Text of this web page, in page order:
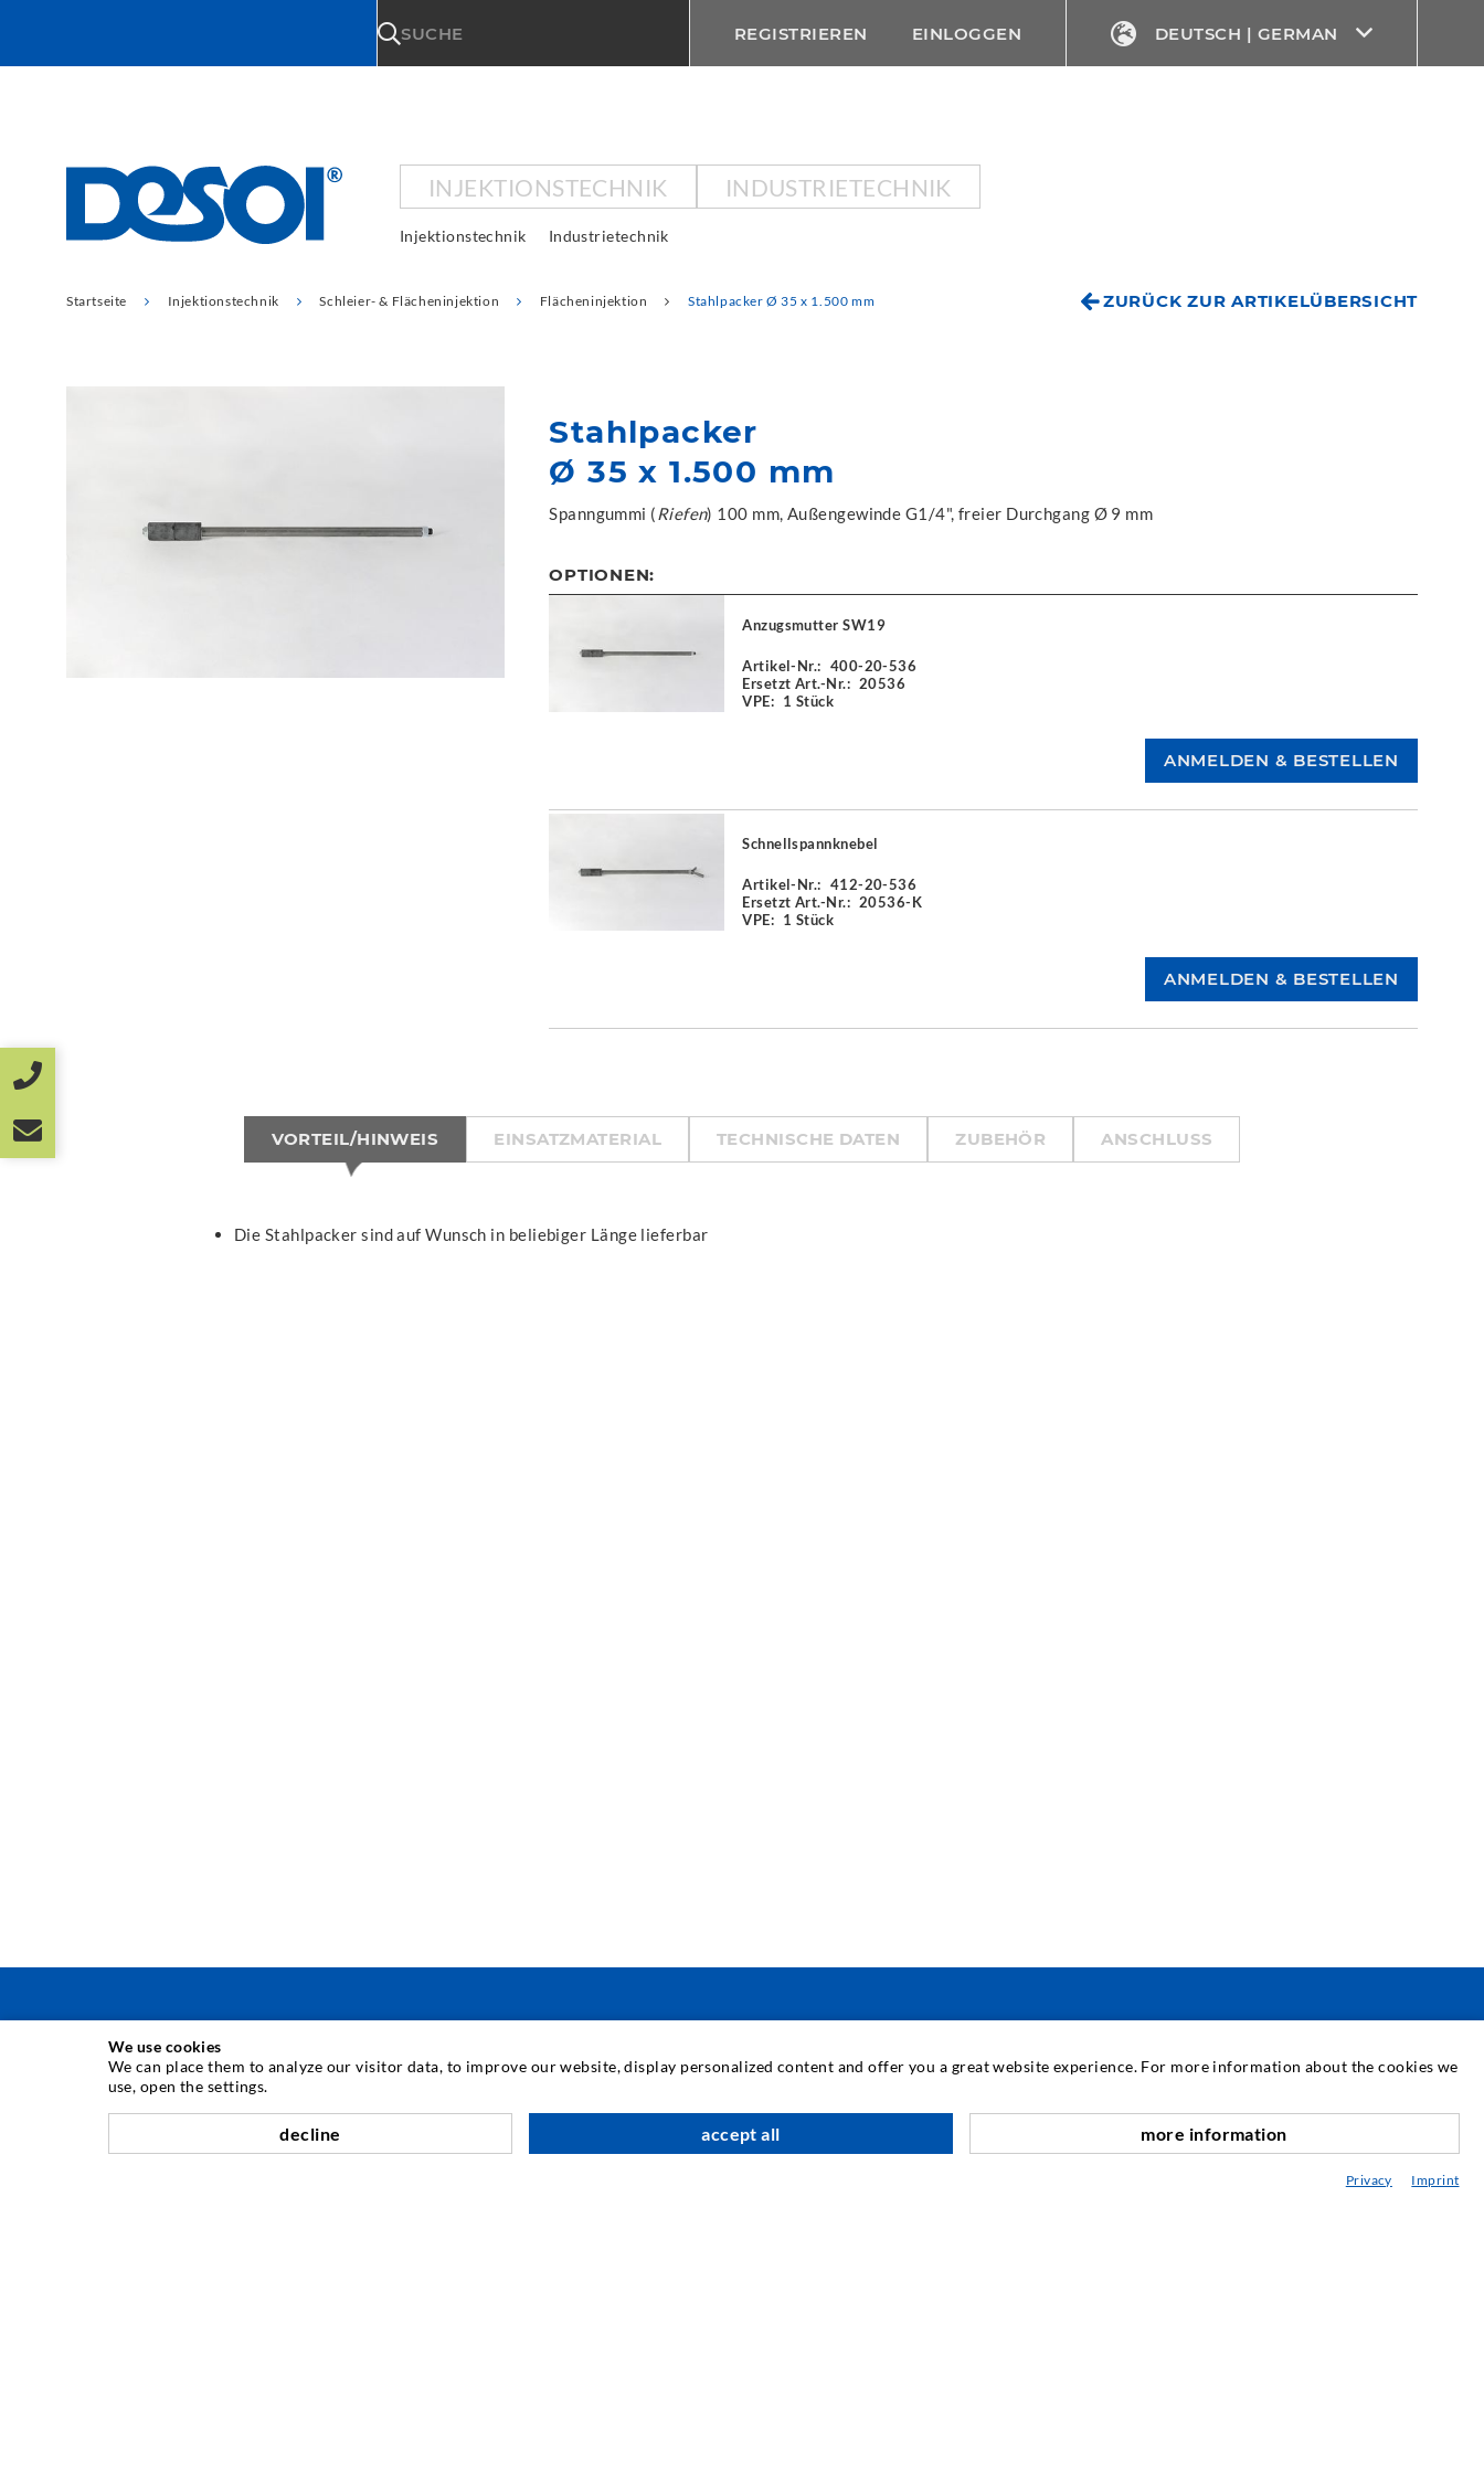
SUCHE REGISTRIEREN EINLOGGEN DEUTSCH | GERMAN
INJEKTIONSTECHNIK INDUSTRIETECHNIK
Injektionstechnik Industrietechnik
ZURÜCK ZUR ARTIKELÜBERSICHT
Startseite Injektionstechnik Schleier- & Flächeninjektion Flächeninjektion Stahlpacker Ø 35 x 1.500 mm
Stahlpacker
Ø 35 x 1.500 mm
Spanngummi (Riefen) 100 mm, Außengewinde G1/4", freier Durchgang Ø 9 mm
OPTIONEN:
Anzugsmutter SW19
Artikel-Nr.: 400-20-536
Ersetzt Art.-Nr.: 20536
VPE: 1 Stück
Schnellspannknebel
Artikel-Nr.: 412-20-536
Ersetzt Art.-Nr.: 20536-K
VPE: 1 Stück
VORTEIL/HINWEIS EINSATZMATERIAL TECHNISCHE DATEN ZUBEHÖR ANSCHLUSS
Die Stahlpacker sind auf Wunsch in beliebiger Länge lieferbar
INJEKTIONSTECHNIK
Rissinjektion
Horizontalabdichtung
INDUSTRIETECHNIK
Entwicklung/Konstruktion
SERVICE
Mediathek
Beratung / Planung / Ausführung
We use cookies
We can place them to analyze our visitor data, to improve our website, display personalized content and offer you a great website experience. For more information about the cookies we
use, open the settings.
decline accept all more information
Privacy Imprint